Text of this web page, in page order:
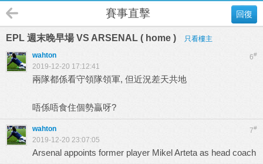
回復
賽事直擊
EPL 週末晚早場 VS ARSENAL ( home ) 只看樓主
6#
wahton
2019-12-20 17:12:41
兩隊都係看守領隊領軍, 但近況差天共地
唔係唔食住個勢贏呀?
7#
wahton
2019-12-20 23:07:05
Arsenal appoints former player Mikel Arteta as head coach